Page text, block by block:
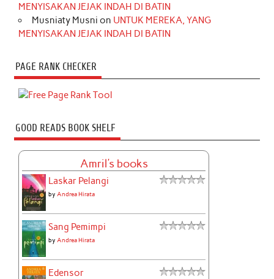
MENYISAKAN JEJAK INDAH DI BATIN
Musniaty Musni on UNTUK MEREKA, YANG
MENYISAKAN JEJAK INDAH DI BATIN
PAGE RANK CHECKER
GOOD READS BOOK SHELF
Amril's books
Laskar Pelangi
by Andrea Hirata
Sang Pemimpi
by Andrea Hirata
Edensor